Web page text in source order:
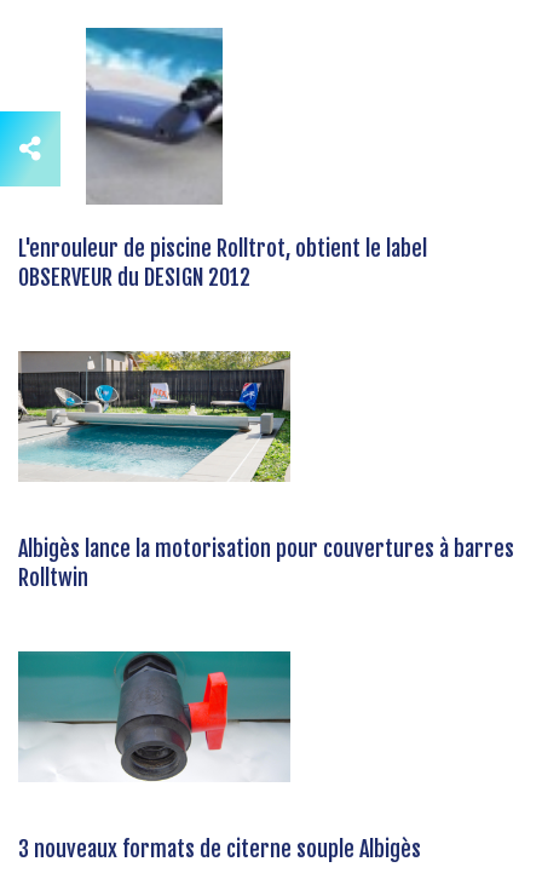
L'enrouleur de piscine Rolltrot, obtient le label
OBSERVEUR du DESIGN 2012
Albigès lance la motorisation pour couvertures à barres
Rolltwin
3 nouveaux formats de citerne souple Albigès